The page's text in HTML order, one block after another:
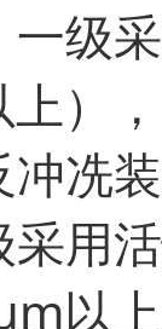
级采
上）
冼
用
以